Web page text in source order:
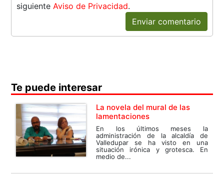
siguienteAviso de Privacidad.
Enviar comentario
Te puede interesar
La novela del mural de las
lamentaciones
En los últimos meses la
administración de la alcaldía de
Valledupar se ha visto en una
situación irónica y grotesca. En
medio de...